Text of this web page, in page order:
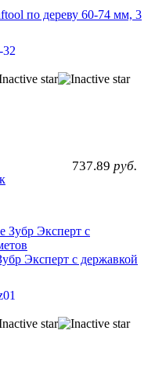
по дереву 60-74 мм, 3
32
737.89 руб.
Эксперт с державкой